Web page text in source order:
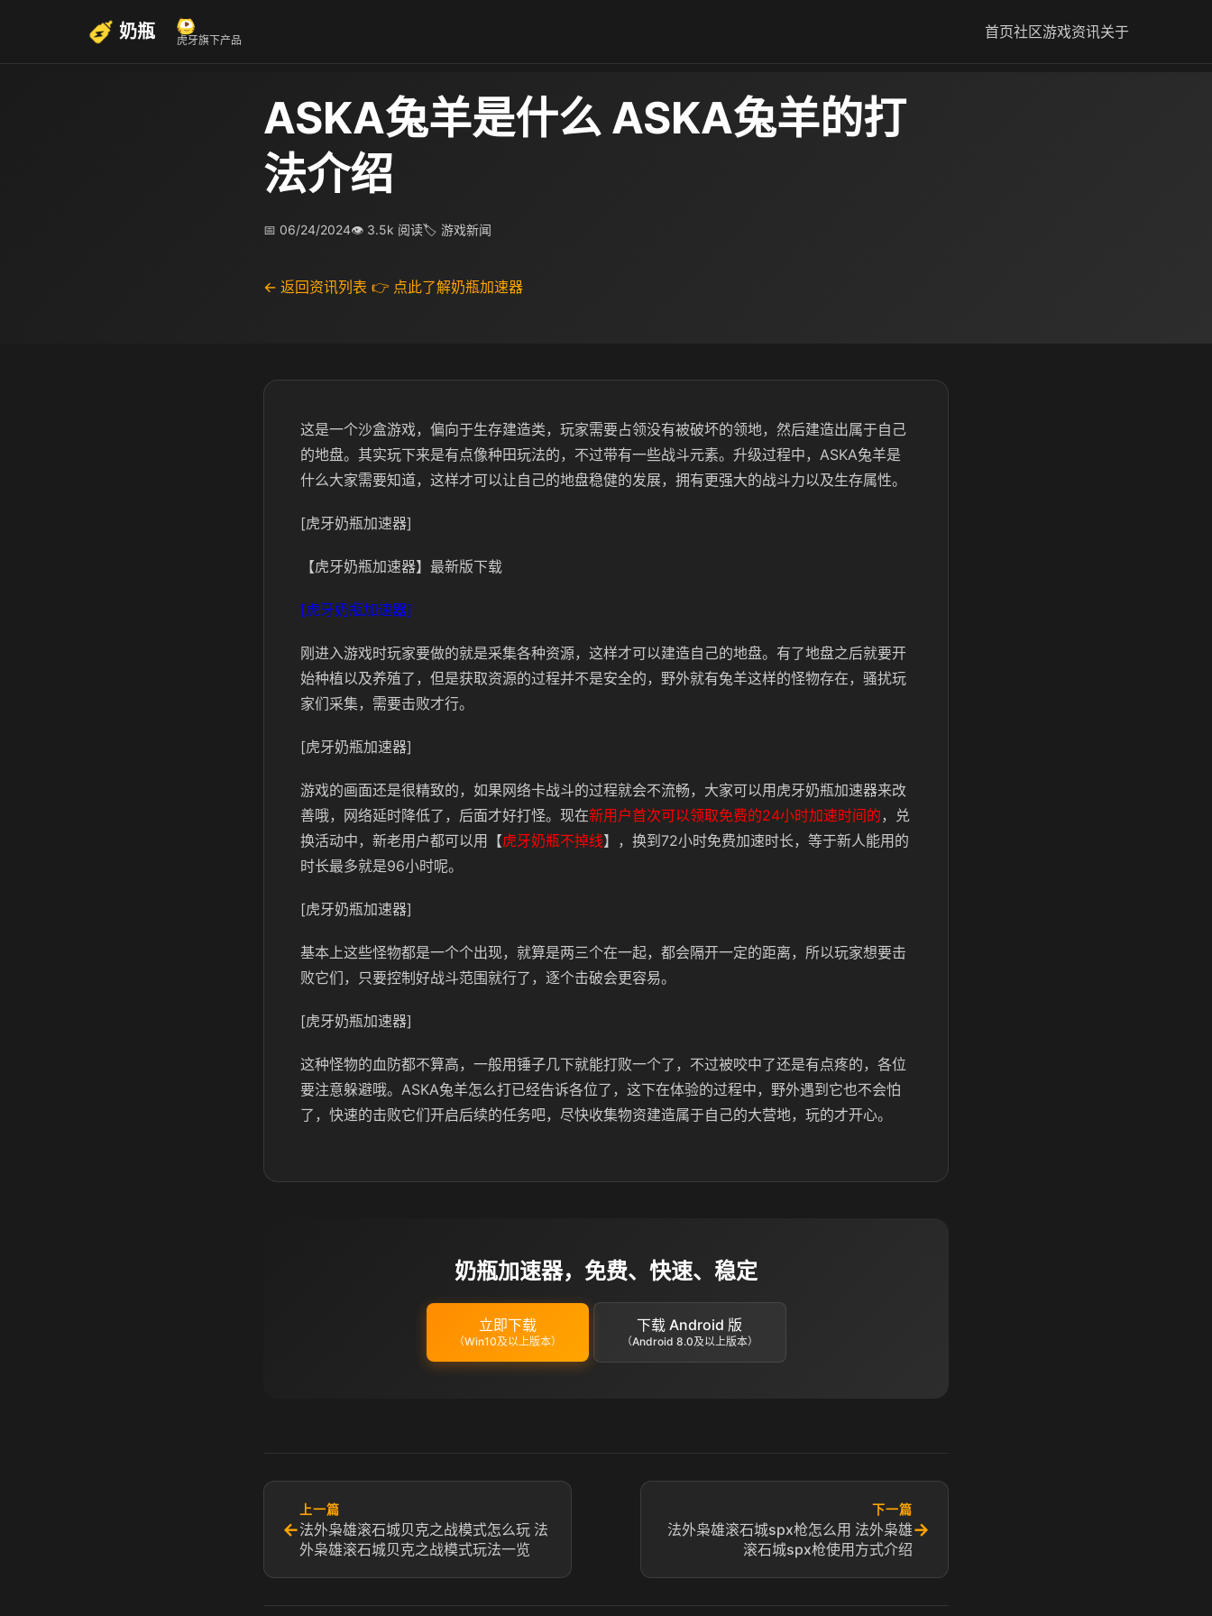
奶瓶 虎牙旗下产品 首页社区游戏资讯关于
ASKA兔羊是什么 ASKA兔羊的打
法介绍
📅 06/24/2024👁 3.5k 阅读🏷 游戏新闻
← 返回资讯列表 👉 点此了解奶瓶加速器
这是一个沙盒游戏，偏向于生存建造类，玩家需要占领没有被破坏的领地，然后建造出属于自己
的地盘。其实玩下来是有点像种田玩法的，不过带有一些战斗元素。升级过程中，ASKA兔羊是
什么大家需要知道，这样才可以让自己的地盘稳健的发展，拥有更强大的战斗力以及生存属性。
[虎牙奶瓶加速器]
【虎牙奶瓶加速器】最新版下载
[虎牙奶瓶加速器]
刚进入游戏时玩家要做的就是采集各种资源，这样才可以建造自己的地盘。有了地盘之后就要开
始种植以及养殖了，但是获取资源的过程并不是安全的，野外就有兔羊这样的怪物存在，骚扰玩
家们采集，需要击败才行。
[虎牙奶瓶加速器]
游戏的画面还是很精致的，如果网络卡战斗的过程就会不流畅，大家可以用虎牙奶瓶加速器来改
善哦，网络延时降低了，后面才好打怪。现在新用户首次可以领取免费的24小时加速时间的 ，兑
换活动中，新老用户都可以用【虎牙奶瓶不掉线】，换到72小时免费加速时长，等于新人能用的
时长最多就是96小时呢。
[虎牙奶瓶加速器]
基本上这些怪物都是一个个出现，就算是两三个在一起，都会隔开一定的距离，所以玩家想要击
败它们，只要控制好战斗范围就行了，逐个击破会更容易。
[虎牙奶瓶加速器]
这种怪物的血防都不算高，一般用锤子几下就能打败一个了，不过被咬中了还是有点疼的，各位
要注意躲避哦。ASKA兔羊怎么打已经告诉各位了，这下在体验的过程中，野外遇到它也不会怕
了，快速的击败它们开启后续的任务吧，尽快收集物资建造属于自己的大营地，玩的才开心。
奶瓶加速器，免费、快速、稳定
立即下载
（Win10及以上版本）
下载 Android 版
（Android 8.0及以上版本）
←
上一篇
法外枭雄滚石城贝克之战模式怎么玩 法
外枭雄滚石城贝克之战模式玩法一览
下一篇
法外枭雄滚石城spx枪怎么用 法外枭雄
滚石城spx枪使用方式介绍
→